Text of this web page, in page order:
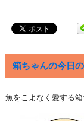
箱ちゃんの今日
魚をこよなく愛する